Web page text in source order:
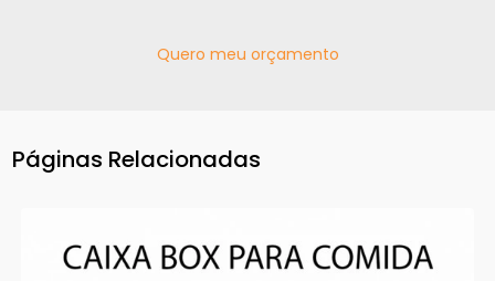
Quero meu orçamento
Páginas Relacionadas